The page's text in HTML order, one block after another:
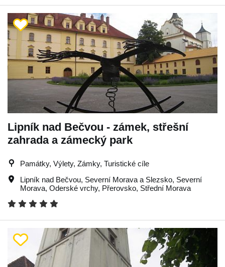
Lipník nad Bečvou - zámek, střešní
zahrada a zámecký park
Památky, Výlety, Zámky, Turistické cíle
Lipník nad Bečvou, Severní Morava a Slezsko, Severní
Morava, Oderské vrchy, Přerovsko, Střední Morava